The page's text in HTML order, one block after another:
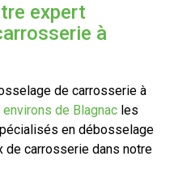
expert
à
de carrosserie à
de Blagnac les
en débosselage
de carrosserie dans notre